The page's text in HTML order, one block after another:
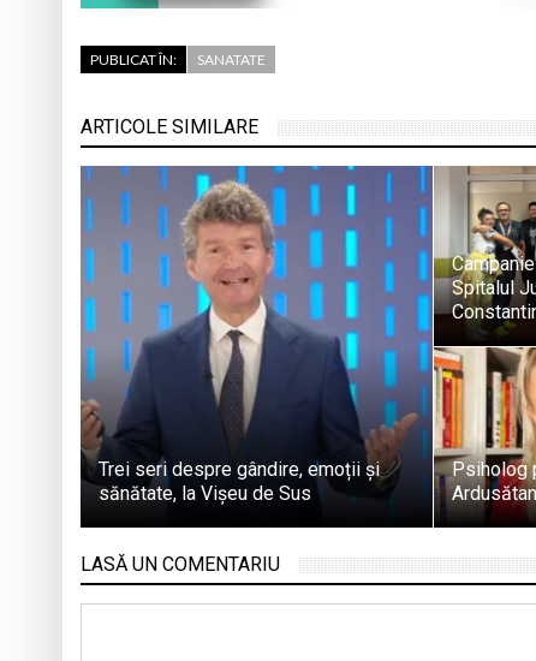
PUBLICAT ÎN: SANATATE
ARTICOLE SIMILARE
Trei seri despre gândire, emoții și
sănătate, la Vișeu de Sus
Spitalul
Psiholog
LASĂ UN COMENTARIU